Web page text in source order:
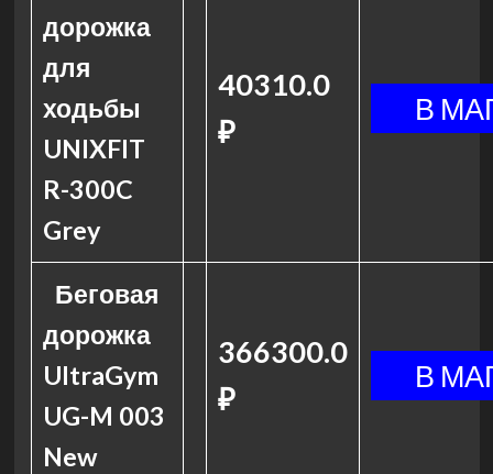
дорожка
для
ходьбы
UNIXFIT
R-300C
Grey
40310.0
₽
Беговая
дорожка
UltraGym
UG-M 003
New
366300.0
₽